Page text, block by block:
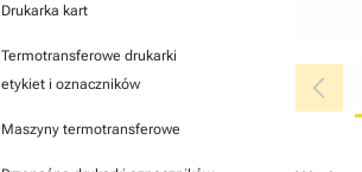
Drukarka kart
Termotransferowe drukarki
etykiet i oznaczników
Maszyny termotransferowe
chevron_left